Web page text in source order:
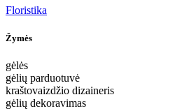
Floristika
Žymės
gėlės
gėlių parduotuvė
kraštovaizdžio dizaineris
gėlių dekoravimas